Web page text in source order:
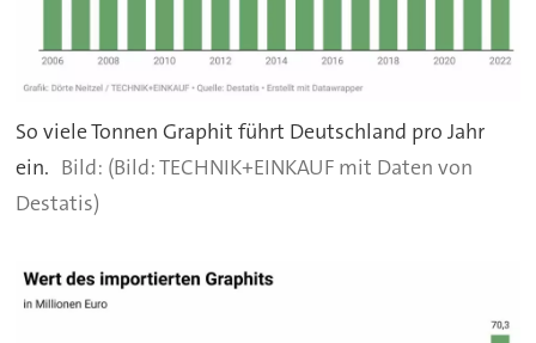
So viele Tonnen Graphit führt Deutschland pro Jahr
ein.
(Bild: TECHNIK+EINKAUF mit Daten von
Destatis)